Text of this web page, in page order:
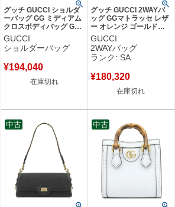
グッチ GUCCI ショルダ
ーバッグ GG ミディアム
クロスボディバッグ GG
スプリームキャンバス ブ
ラック シルバー金具 黒
ショルダー 822072 【保
GUCCI
ショルダーバッグ
¥194,040
在庫切れ
グッチ GUCCI 2WAYバ
ッグ GGマトラッセ レザ
ー オレンジ ゴールド金
具 ダブルG ハンドバッグ
ショルダー 727793 【中
古】新品同様品
GUCCI
2WAYバッグ
ランク: SA
¥180,320
在庫切れ
中古 中古